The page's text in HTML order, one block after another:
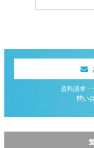
資料請求
問い